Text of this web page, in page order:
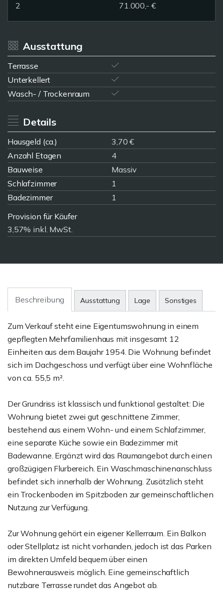
2
71.000,- €
Ausstattung
Terrasse
Unterkellert
Wasch- / Trockenraum
Details
Hausgeld (ca.)
3,70 €
Anzahl Etagen
4
Bauweise
Massiv
Schlafzimmer
1
Badezimmer
1
Provision für Käufer
3,57% inkl. MwSt.
Beschreibung Ausstattung Lage Sonstiges
Zum Verkauf steht eine Eigentumswohnung in einem
gepflegten Mehrfamilienhaus mit insgesamt 12
Einheiten aus dem Baujahr 1954. Die Wohnung befindet
sich im Dachgeschoss und verfügt über eine Wohnfläche
von ca. 55,5 m².
Der Grundriss ist klassisch und funktional gestaltet: Die
Wohnung bietet zwei gut geschnittene Zimmer,
bestehend aus einem Wohn- und einem Schlafzimmer,
eine separate Küche sowie ein Badezimmer mit
Badewanne. Ergänzt wird das Raumangebot durch einen
großzügigen Flurbereich. Ein Waschmaschinenanschluss
befindet sich innerhalb der Wohnung. Zusätzlich steht
ein Trockenboden im Spitzboden zur gemeinschaftlichen
Nutzung zur Verfügung.
Zur Wohnung gehört ein eigener Kellerraum. Ein Balkon
oder Stellplatz ist nicht vorhanden, jedoch ist das Parken
im direkten Umfeld bequem über einen
Bewohnerausweis möglich. Eine gemeinschaftlich
nutzbare Terrasse rundet das Angebot ab.